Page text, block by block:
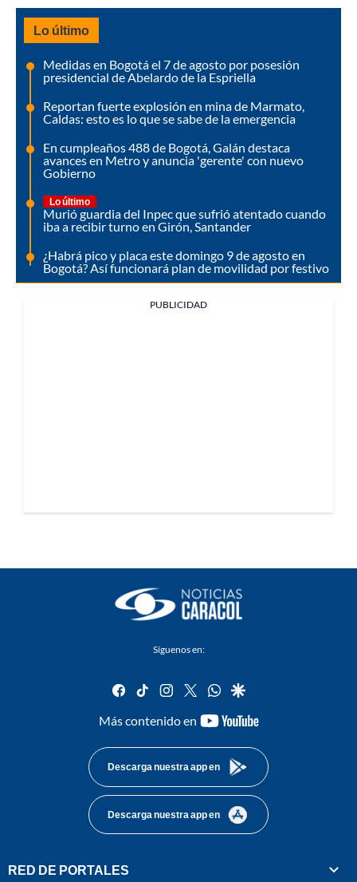
Lo último
Medidas en Bogotá el 7 de agosto por posesión
presidencial de Abelardo de la Espriella
Reportan fuerte explosión en mina de Marmato,
Caldas: esto es lo que se sabe de la emergencia
En cumpleaños 488 de Bogotá, Galán destaca
avances en Metro y anuncia 'gerente' con nuevo
Gobierno
Lo último
Murió guardia del Inpec que sufrió atentado cuando
iba a recibir turno en Girón, Santander
¿Habrá pico y placa este domingo 9 de agosto en
Bogotá? Así funcionará plan de movilidad por festivo
PUBLICIDAD
Síguenos en:
facebook
tiktok instagram
twitterwhatsapp
google
Más contenido en
youtube-
Descarga nuestra app en
Descarga nuestra app en
RED DE PORTALES